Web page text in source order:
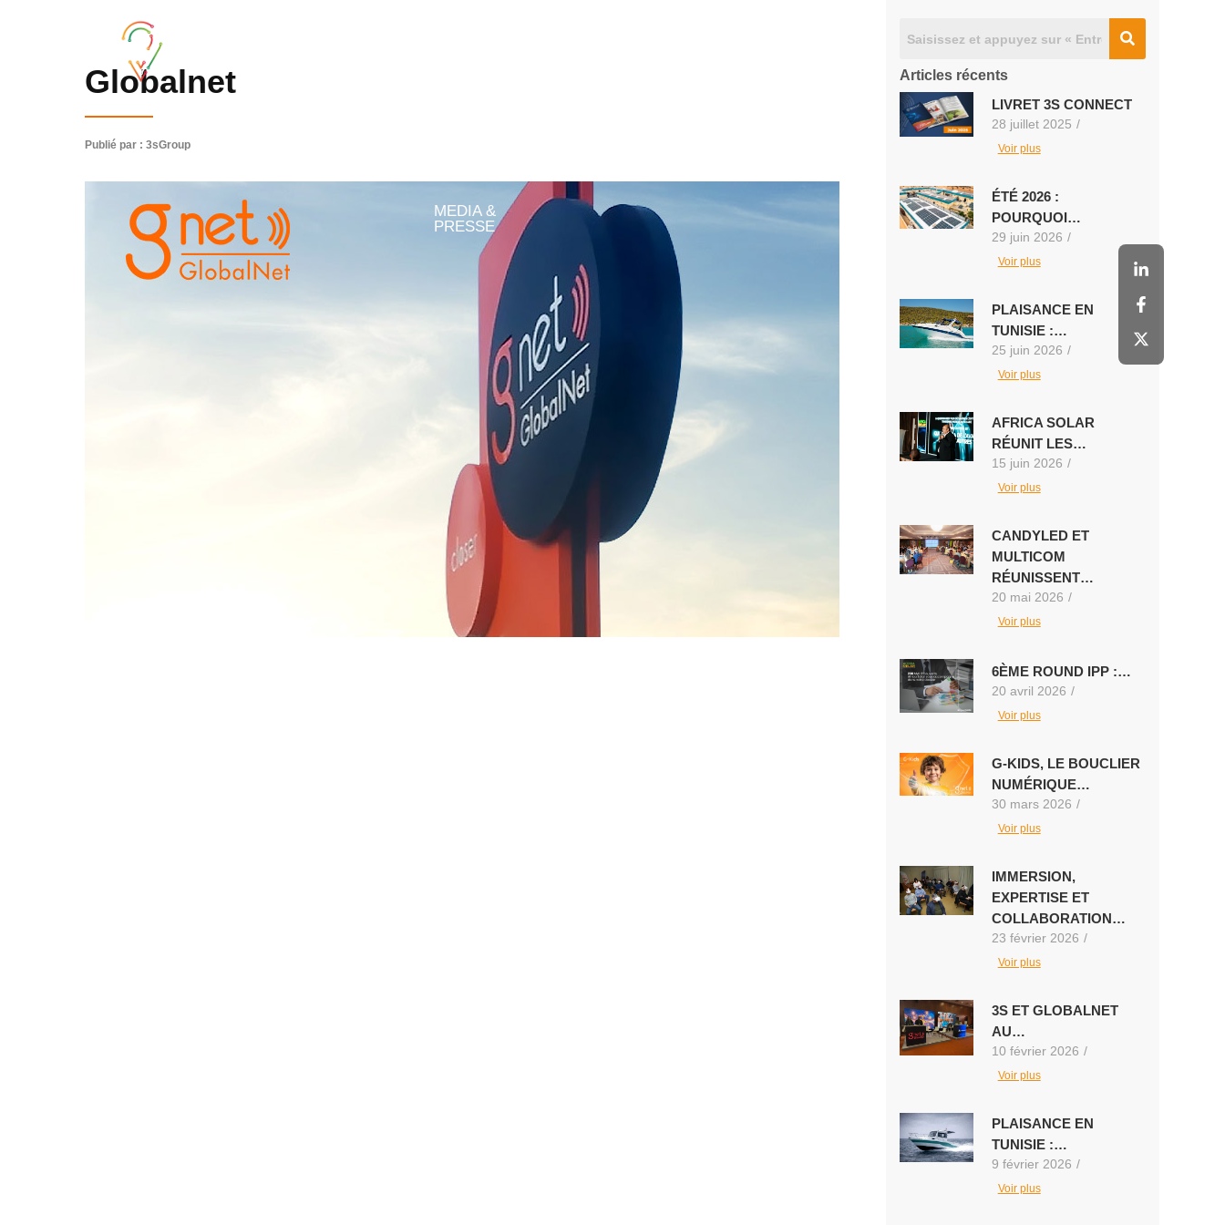
MEDIA &
PRESSE
Globalnet
Publié par : 3sGroup
Articles récents
LIVRET 3S CONNECT
28 juillet 2025 /
Voir plus
ÉTÉ 2026 :
POURQUOI…
29 juin 2026 /
Voir plus
PLAISANCE EN
TUNISIE :…
25 juin 2026 /
Voir plus
AFRICA SOLAR
RÉUNIT LES…
15 juin 2026 /
Voir plus
CANDYLED ET
MULTICOM
RÉUNISSENT…
20 mai 2026 /
Voir plus
6ÈME ROUND IPP :…
20 avril 2026 /
Voir plus
G-KIDS, LE BOUCLIER
NUMÉRIQUE…
30 mars 2026 /
Voir plus
IMMERSION,
EXPERTISE ET
COLLABORATION…
23 février 2026 /
Voir plus
3S ET GLOBALNET
AU…
10 février 2026 /
Voir plus
PLAISANCE EN
TUNISIE :…
9 février 2026 /
Voir plus